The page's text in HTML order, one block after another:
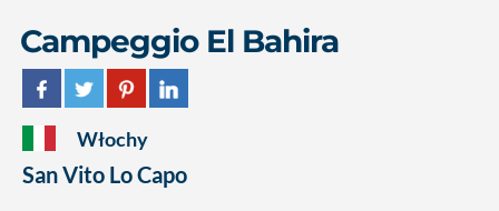
Campeggio El Bahira
Włochy
San Vito Lo Capo